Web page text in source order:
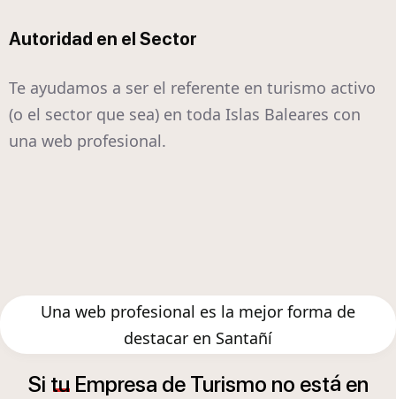
Autoridad en el Sector
Te ayudamos a ser el referente en turismo activo
(o el sector que sea) en toda Islas Baleares con
una web profesional.
Una web profesional es la mejor forma de
destacar en Santañí
Si tu Empresa de Turismo no está en